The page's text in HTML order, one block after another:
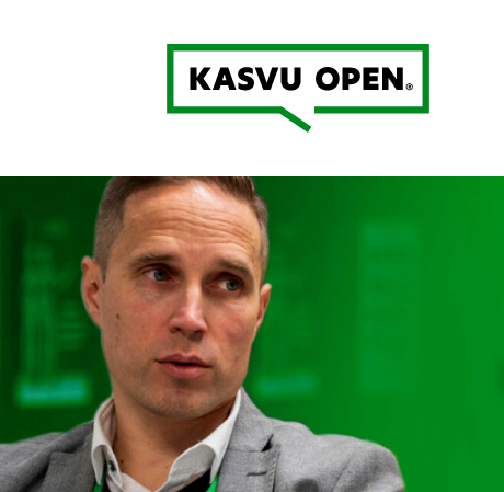
Kasvu Open